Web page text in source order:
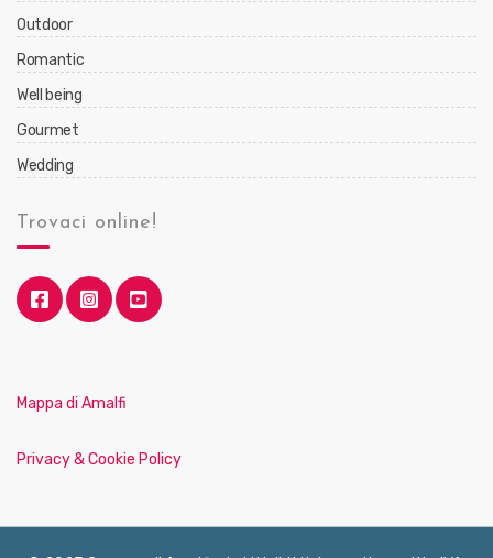
Outdoor
Romantic
Well being
Gourmet
Wedding
Trovaci online!
Mappa di Amalfi
Privacy & Cookie Policy